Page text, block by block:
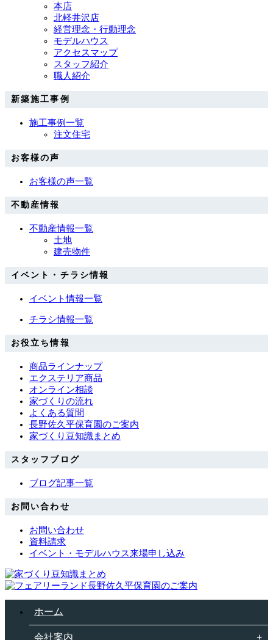
本店
北軽井沢店
経営理念・行動理念
モデルハウス
アクセスマップ
スタッフ紹介
職人紹介
新築施工事例
施工事例一覧
注文住宅
お客様の声
お客様の声一覧
不動産情報
不動産情報一覧
土地
建売物件
イベント・チラシ情報
イベント情報一覧
チラシ情報一覧
お役立ち情報
商品ラインナップ
エクステリア商品
オンライン相談
家づくりの流れ
よくある質問
長野佐久平保育園のご案内
家づくり豆知識まとめ
スタッフブログ
ブログ記事一覧
お問い合わせ
お問い合わせ
資料請求
イベント・モデルハウス来場申し込み
ホーム
会社案内